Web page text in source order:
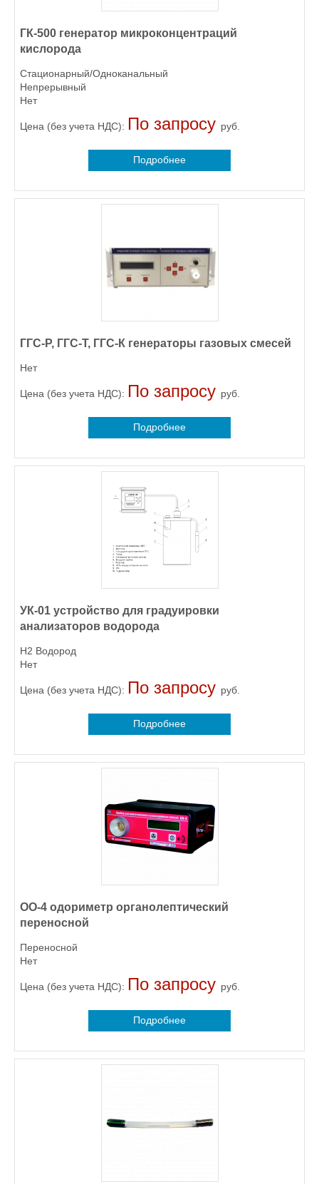
ГК-500 генератор микроконцентраций
кислорода
Стационарный/Одноканальный
Непрерывный
Нет
Цена (без учета НДС): По запросу руб.
Подробнее
ГГС-Р, ГГС-Т, ГГС-К генераторы газовых смесей
Нет
Цена (без учета НДС): По запросу руб.
Подробнее
УК-01 устройство для градуировки
анализаторов водорода
H2 Водород
Нет
Цена (без учета НДС): По запросу руб.
Подробнее
ОО-4 одориметр органолептический
переносной
Переносной
Нет
Цена (без учета НДС): По запросу руб.
Подробнее